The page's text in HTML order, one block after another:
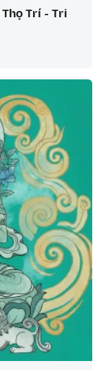
Trí - Tri